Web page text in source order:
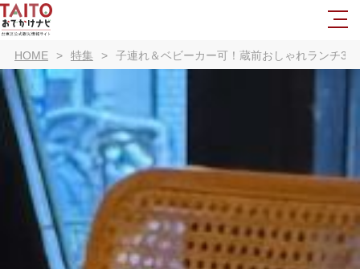
HOME 特集 子連れ＆ベビーカー可！蔵前おしゃれランチ3選